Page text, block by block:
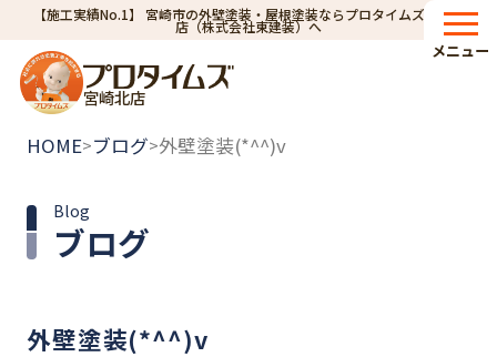
【施工実績No.1】 宮崎市の外壁塗装・屋根塗装ならプロタイムズ宮崎北
店（株式会社東建装）へ
宮崎北店
メニュー
HOME>ブログ>外壁塗装(*^^)v
ブログ
Blog
外壁塗装(*^^)v